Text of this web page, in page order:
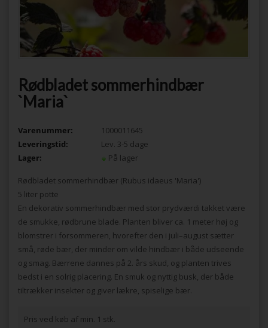
Rødbladet sommerhindbær
`Maria`
Varenummer:
1000011645
Leveringstid:
Lev. 3-5 dage
Lager:
På lager
Rødbladet sommerhindbær (Rubus idaeus 'Maria')
5 liter potte
En dekorativ sommerhindbær med stor prydværdi takket være
de smukke, rødbrune blade. Planten bliver ca. 1 meter høj og
blomstrer i forsommeren, hvorefter den i juli–august sætter
små, røde bær, der minder om vilde hindbær i både udseende
og smag. Bærrene dannes på 2. års skud, og planten trives
bedst i en solrig placering. En smuk og nyttig busk, der både
tiltrækker insekter og giver lækre, spiselige bær.
Pris ved køb af min. 1 stk.